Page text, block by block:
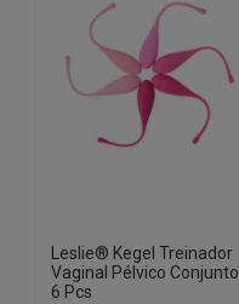
Leslie® Kegel Treinador
Vaginal Pélvico Conjunto
6 Pcs